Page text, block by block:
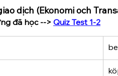
dịch (Ekonomi och
đã học --> Quiz Test 1-2